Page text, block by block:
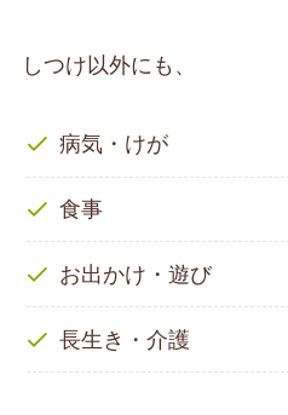
しつけ以外にも、
病気・けが
食事
お出かけ・遊び
長生き・介護